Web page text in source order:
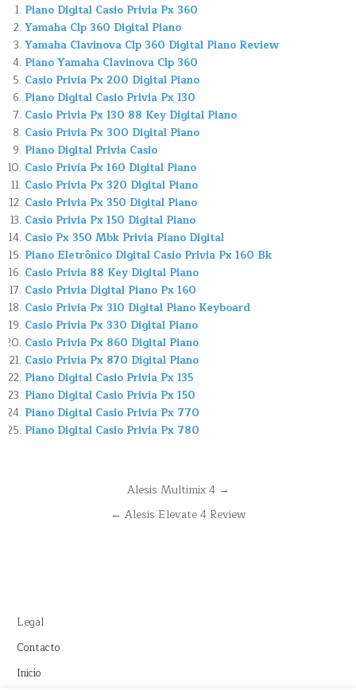
Piano Digital Casio Privia Px 360
Yamaha Clp 360 Digital Piano
Yamaha Clavinova Clp 360 Digital Piano Review
Piano Yamaha Clavinova Clp 360
Casio Privia Px 200 Digital Piano
Piano Digital Casio Privia Px 130
Casio Privia Px 130 88 Key Digital Piano
Casio Privia Px 300 Digital Piano
Piano Digital Privia Casio
Casio Privia Px 160 Digital Piano
Casio Privia Px 320 Digital Piano
Casio Privia Px 350 Digital Piano
Casio Privia Px 150 Digital Piano
Casio Px 350 Mbk Privia Piano Digital
Piano Eletrônico Digital Casio Privia Px 160 Bk
Casio Privia 88 Key Digital Piano
Casio Privia Digital Piano Px 160
Casio Privia Px 310 Digital Piano Keyboard
Casio Privia Px 330 Digital Piano
Casio Privia Px 860 Digital Piano
Casio Privia Px 870 Digital Piano
Piano Digital Casio Privia Px 135
Piano Digital Casio Privia Px 150
Piano Digital Casio Privia Px 770
Piano Digital Casio Privia Px 780
NavegaciónAlesis Multimix 4 →
← Alesis Elevate 4 Review
Legal
Contacto
Inicio